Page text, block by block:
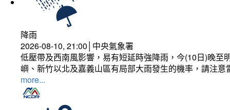
降雨
2026-08-10, 21:00│中央氣象署
低壓帶及西南風影響，易有短延時強降雨，今(10日)晚
嶼、新竹以北及嘉義山區有局部大雨發生的機率，請注
more...